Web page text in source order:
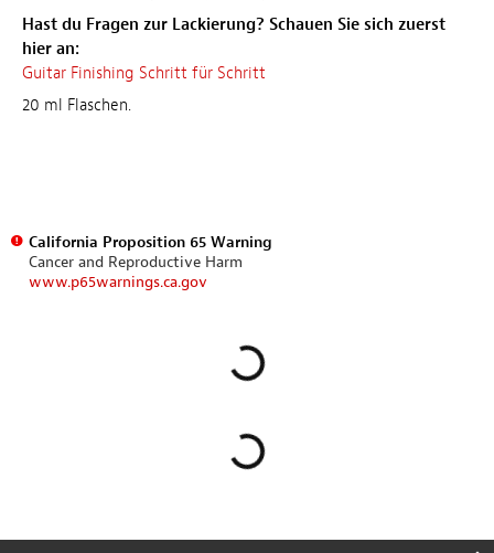
Hast du Fragen zur Lackierung? Schauen Sie sich zuerst
hier an:
Guitar Finishing Schritt für Schritt
20 ml Flaschen.
California Proposition 65 Warning
Cancer and Reproductive Harm
www.p65warnings.ca.gov